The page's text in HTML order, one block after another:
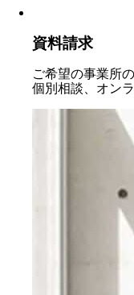
資料請求
ご希望の事業所
個別相談、オン